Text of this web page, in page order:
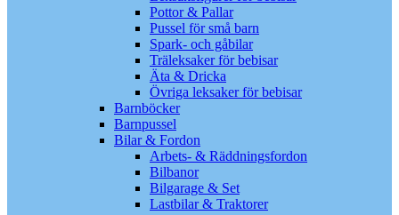
Pottor & Pallar
Pussel för små barn
Spark- och gåbilar
Träleksaker för bebisar
Äta & Dricka
Övriga leksaker för bebisar
Barnböcker
Barnpussel
Bilar & Fordon
Arbets- & Räddningsfordon
Bilbanor
Bilgarage & Set
Lastbilar & Traktorer